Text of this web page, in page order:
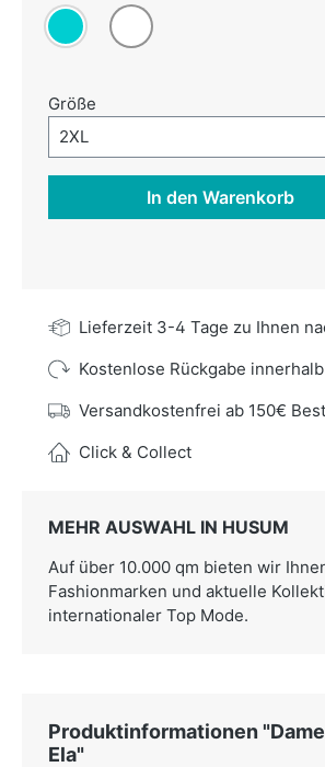
Türkis Weiß
Größe
Größe-Auswahl öffnen, aktuell
2XL
In den Warenkorb
Lieferzeit 3-4 Tage zu Ihnen
Kostenlose Rückgabe
Versandkostenfrei ab 150€
Click & Collect
MEHR AUSWAHL IN HUSUM
Auf über 10.000 qm bieten wir
Fashionmarken und aktuelle
internationaler Top Mode.
Produktinformationen
Ela"